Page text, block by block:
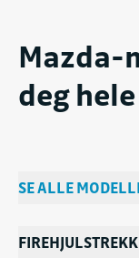
Mazda-
deg
SE ALLE
FIREHJULSTREKK